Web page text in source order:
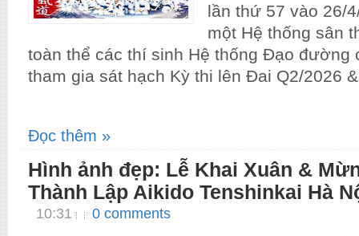
lần thứ 57 vào 26/
một Hệ thống sân
toàn thể các thí sinh Hệ thống Đạo đường
tham gia sát hạch Kỳ thi lên Đai Q2/2026
Đọc thêm »
Hình ảnh đẹp: Lễ Khai Xuân &
Thành Lập Aikido Tenshinkai Hà
10:31 0 comments